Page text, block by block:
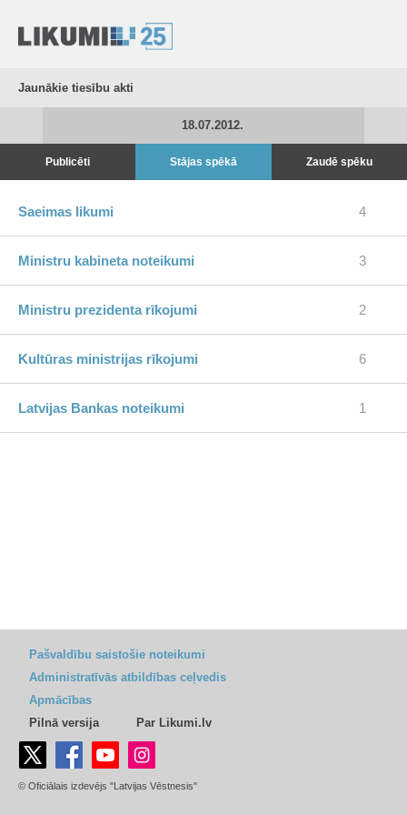
Jaunākie tiesību akti
18.07.2012.
Publicēti Stājas spēkā Zaudē spēku
Saeimas likumi 4
Ministru kabineta noteikumi 3
Ministru prezidenta rīkojumi 2
Kultūras ministrijas rīkojumi 6
Latvijas Bankas noteikumi 1
Pašvaldību saistošie noteikumi
Administratīvās atbildības ceļvedis
Apmācības
Pilnā versija
Par Likumi.lv
© Oficiālais izdevējs "Latvijas Vēstnesis"